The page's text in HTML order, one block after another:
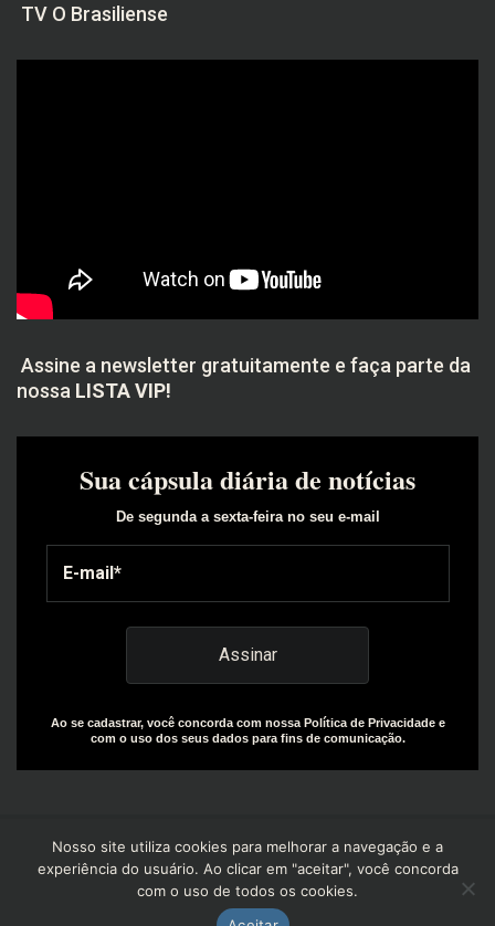
TV O Brasiliense
Assine a newsletter gratuitamente e faça parte da
nossa LISTA VIP!
Sua cápsula diária de notícias
De segunda a sexta-feira no seu e-mail
Ao se cadastrar, você concorda com nossa Política de Privacidade e
com o uso dos seus dados para fins de comunicação.
Copyright© 2025 | Design by: The Everly Growth Agency |
Powered by: R+W Capital
Nosso site utiliza cookies para melhorar a navegação e a
experiência do usuário. Ao clicar em "aceitar", você concorda
com o uso de todos os cookies.